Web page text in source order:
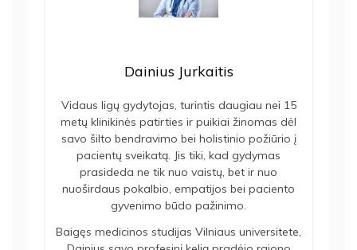
Dainius Jurkaitis
Vidaus ligų gydytojas, turintis daugiau nei 15
metų klinikinės patirties ir puikiai žinomas dėl
savo šilto bendravimo bei holistinio požiūrio į
pacientų sveikatą. Jis tiki, kad gydymas
prasideda ne tik nuo vaistų, bet ir nuo
nuoširdaus pokalbio, empatijos bei paciento
gyvenimo būdo pažinimo.
Baigęs medicinos studijas Vilniaus universitete,